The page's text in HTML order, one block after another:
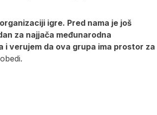
igre. Pred nama je još
za najjača međunarodna
i verujem da ova grupa ima prostor za